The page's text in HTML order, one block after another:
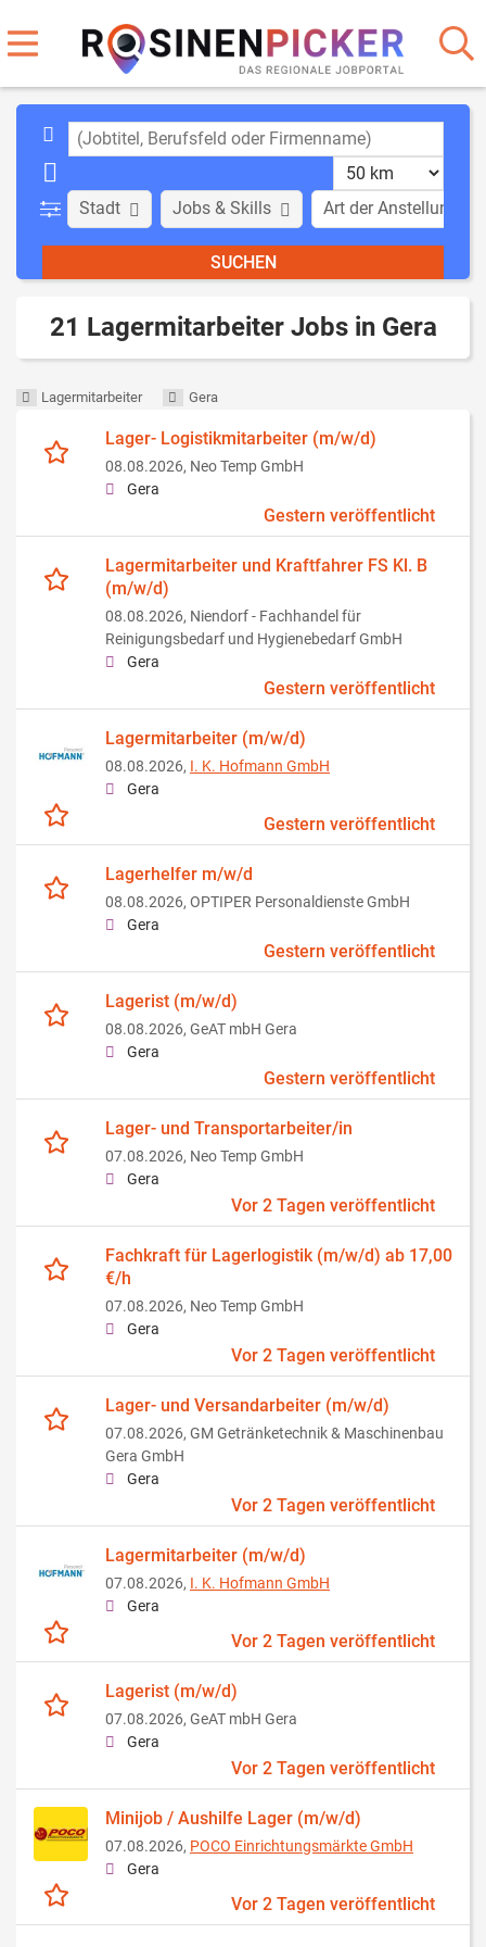
Stadt Art der Anstellung
Jobs & Skills
21 Lagermitarbeiter Jobs in Gera
Lagermitarbeiter Gera
Lager- Logistikmitarbeiter (m/w/d)
08.08.2026, Neo Temp GmbH
Gera
Gestern veröffentlicht
Lagermitarbeiter und Kraftfahrer FS Kl. B
(m/w/d)
08.08.2026, Niendorf - Fachhandel für
Reinigungsbedarf und Hygienebedarf GmbH
Gera
Gestern veröffentlicht
Lagermitarbeiter (m/w/d)
08.08.2026, I. K. Hofmann GmbH
Gera
Gestern veröffentlicht
Lagerhelfer m/w/d
08.08.2026, OPTIPER Personaldienste GmbH
Gera
Gestern veröffentlicht
Lagerist (m/w/d)
08.08.2026, GeAT mbH Gera
Gera
Gestern veröffentlicht
Lager- und Transportarbeiter/in
07.08.2026, Neo Temp GmbH
Gera
Vor 2 Tagen veröffentlicht
Fachkraft für Lagerlogistik (m/w/d) ab 17,00
€/h
07.08.2026, Neo Temp GmbH
Gera
Vor 2 Tagen veröffentlicht
Lager- und Versandarbeiter (m/w/d)
07.08.2026, GM Getränketechnik & Maschinenbau
Gera GmbH
Gera
Vor 2 Tagen veröffentlicht
Lagermitarbeiter (m/w/d)
07.08.2026, I. K. Hofmann GmbH
Gera
Vor 2 Tagen veröffentlicht
Lagerist (m/w/d)
07.08.2026, GeAT mbH Gera
Gera
Vor 2 Tagen veröffentlicht
Minijob / Aushilfe Lager (m/w/d)
07.08.2026, POCO Einrichtungsmärkte GmbH
Gera
Vor 2 Tagen veröffentlicht